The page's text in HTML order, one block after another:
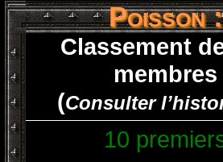
Poisson :
Classement
membres
(Consulter
10